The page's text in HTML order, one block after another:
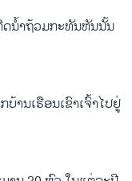
ດ​ນໍ້າ​ຖ້ວມກະທັນຫັນນັ້ນ​
ານ​ເຮືອນ​ເຂົາ​ເຈົ້າ​ໄປ​ຢູ່